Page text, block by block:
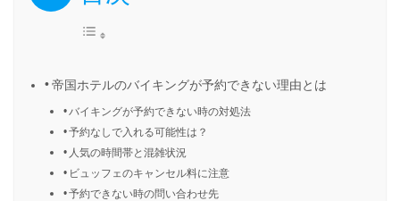
帝国ホテルのバイキングが予約できない理由とは
バイキングが予約できない時の対処法
予約なしで入れる可能性は？
人気の時間帯と混雑状況
ビュッフェのキャンセル料に注意
予約できない時の問い合わせ先